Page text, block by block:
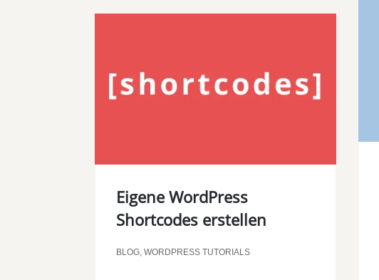
Eigene WordPress
Shortcodes erstellen
BLOG,WORDPRESS TUTORIALS